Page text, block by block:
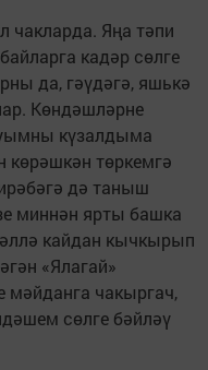
чакларда. Яңа тәпи
кадәр сөлге
да, гәүдәгә, яшькә
Көндәшләрне
күзалдыма
көрәшкән төркемгә
дә таныш
миннән ярты башка
кайдан кычкырып
«Ялагай»
мәйданга чакыргач,
сөлге бәйләү